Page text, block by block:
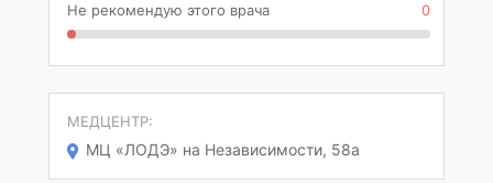
Не рекомендую этого врача 0
МЕДЦЕНТР:
МЦ «ЛОДЭ» на Независимости, 58а